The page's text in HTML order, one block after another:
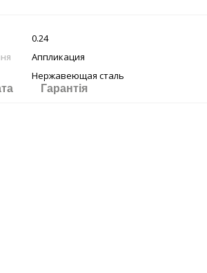
0.24
Аппликация
Нержавеющая сталь
Гарантія